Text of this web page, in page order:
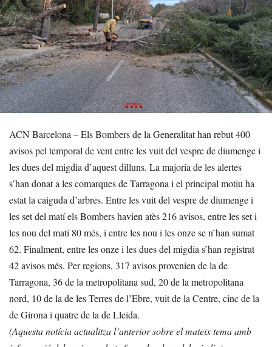
ACN Barcelona – Els Bombers de la Generalitat han rebut 400
avisos pel temporal de vent entre les vuit del vespre de diumenge i
les dues del migdia d’aquest dilluns. La majoria de les alertes
s’han donat a les comarques de Tarragona i el principal motiu ha
estat la caiguda d’arbres. Entre les vuit del vespre de diumenge i
les set del matí els Bombers havien atès 216 avisos, entre les set i
les nou del matí 80 més, i entre les nou i les onze se n’han sumat
62. Finalment, entre les onze i les dues del migdia s’han registrat
42 avisos més. Per regions, 317 avisos provenien de la de
Tarragona, 36 de la metropolitana sud, 20 de la metropolitana
nord, 10 de la de les Terres de l’Ebre, vuit de la Centre, cinc de la
de Girona i quatre de la de Lleida.
(Aquesta notícia actualitza l’anterior sobre el mateix tema amb